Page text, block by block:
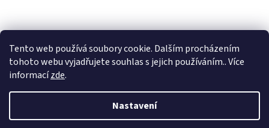
Tento web používá soubory cookie. Dalším procházením
tohoto webu vyjadřujete souhlas s jejich používáním.. Více
informacízde.
Nastavení
SOLARCZ.cz - Vše pro solární energie a fotovoltaiku
Vytvořil Shoptet